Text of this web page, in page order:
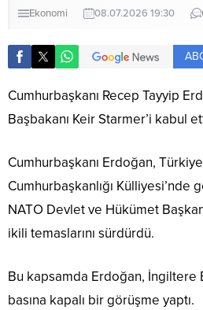
Ekonomi 08.07.2026 19:30
Cumhurbaşkanı Recep Tayyip
Başbakanı Keir Starmer’i kabul
Cumhurbaşkanı Erdoğan,
Cumhurbaşkanlığı Külliyesi’nde
NATO Devlet ve Hükümet
ikili temaslarını sürdürdü.
Bu kapsamda Erdoğan, İngiltere
basına kapalı bir görüşme yaptı.